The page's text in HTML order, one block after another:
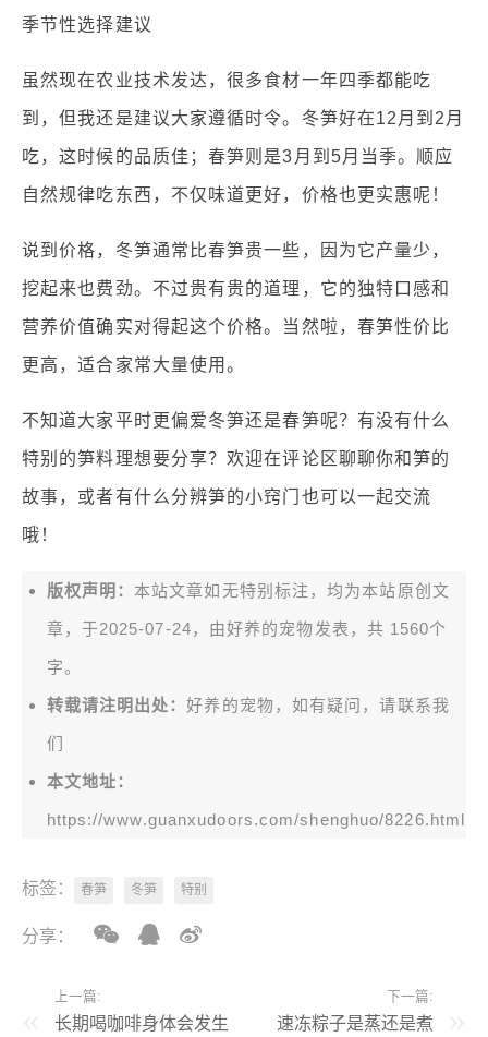
季节性选择建议
虽然现在农业技术发达，很多食材一年四季都能吃
到，但我还是建议大家遵循时令。冬笋好在12月到2月
吃，这时候的品质佳；春笋则是3月到5月当季。顺应
自然规律吃东西，不仅味道更好，价格也更实惠呢！
说到价格，冬笋通常比春笋贵一些，因为它产量少，
挖起来也费劲。不过贵有贵的道理，它的独特口感和
营养价值确实对得起这个价格。当然啦，春笋性价比
更高，适合家常大量使用。
不知道大家平时更偏爱冬笋还是春笋呢？有没有什么
特别的笋料理想要分享？欢迎在评论区聊聊你和笋的
故事，或者有什么分辨笋的小窍门也可以一起交流
哦！
版权声明： 本站文章如无特别标注，均为本站原创文
章，于2025-07-24，由好养的宠物发表，共 1560个
字。
转载请注明出处：好养的宠物，如有疑问，请联系我
们
本文地址：
https://www.guanxudoors.com/shenghuo/8226.html
标签： 春笋 冬笋 特别
分享：
上一篇:
长期喝咖啡身体会发生
下一篇:
速冻粽子是蒸还是煮